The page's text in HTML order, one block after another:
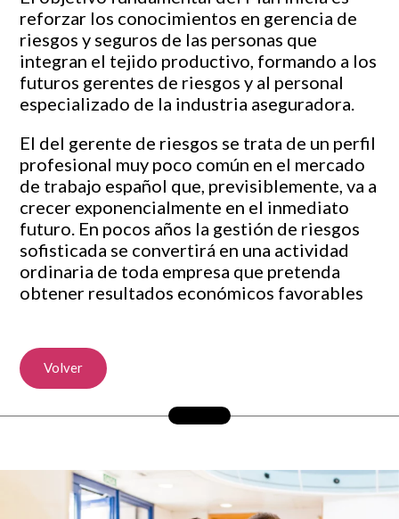
reforzar los conocimientos en gerencia de
riesgos y seguros de las personas que
integran el tejido productivo, formando a los
futuros gerentes de riesgos y al personal
especializado de la industria aseguradora.
El del gerente de riesgos se trata de un perfil
profesional muy poco común en el mercado
de trabajo español que, previsiblemente, va a
crecer exponencialmente en el inmediato
futuro. En pocos años la gestión de riesgos
sofisticada se convertirá en una actividad
ordinaria de toda empresa que pretenda
obtener resultados económicos favorables
Volver